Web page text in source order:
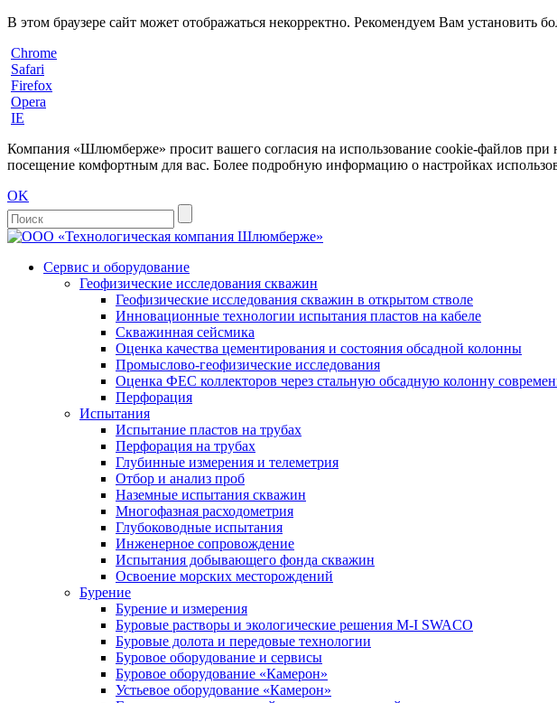
В этом браузере сайт может отображаться некорректно. Рекомендуем Вам установить
Chrome
Safari
Firefox
Opera
IE
Компания «Шлюмберже» просит вашего согласия на использование cookie-файлов при
посещение комфортным для вас. Более подробную информацию о настройках
OK
Сервис и оборудование
Геофизические исследования скважин
Геофизические исследования скважин в открытом стволе
Инновационные технологии испытания пластов на кабеле
Скважинная сейсмика
Оценка качества цементирования и состояния обсадной колонны
Промыслово-геофизические исследования
Оценка ФЕС коллекторов через стальную обсадную колонну
Перфорация
Испытания
Испытание пластов на трубах
Перфорация на трубах
Глубинные измерения и телеметрия
Отбор и анализ проб
Наземные испытания скважин
Многофазная расходометрия
Глубоководные испытания
Инженерное сопровождение
Испытания добывающего фонда скважин
Освоение морских месторождений
Бурение
Бурение и измерения
Буровые растворы и экологические решения M-I SWACO
Буровые долота и передовые технологии
Буровое оборудование и сервисы
Буровое оборудование «Камерон»
Устьевое оборудование «Камерон»